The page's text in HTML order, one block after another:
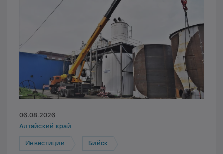
06.08.2026
Алтайский край
Инвестиции Бийск